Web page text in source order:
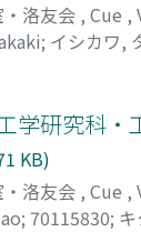
洛友会 , Cue ,
; イシカワ,
学研究科
KB)
洛友会 , Cue ,
; 70115830;